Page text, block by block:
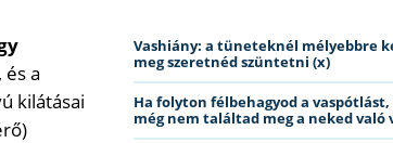
a
kilátásai
Vashiány: a tüneteknél mélyebbre
meg szeretnéd szüntetni (x)
Ha folyton félbehagyod a
még nem találtad meg a neked való